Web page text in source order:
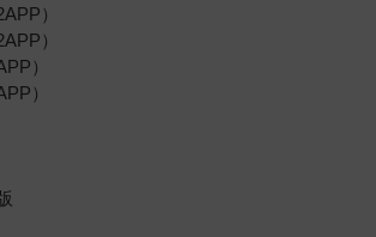
）
）
）
）